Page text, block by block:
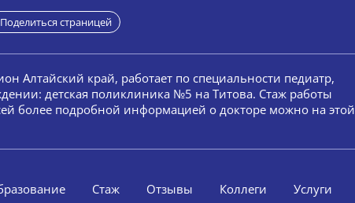
Поделиться страницей
Алтайский край, работает по специальности педиатр,
детская поликлиника №5 на Титова. Стаж работы
более подробной информацией о докторе можно на этой
Стаж Отзывы Коллеги Услуги